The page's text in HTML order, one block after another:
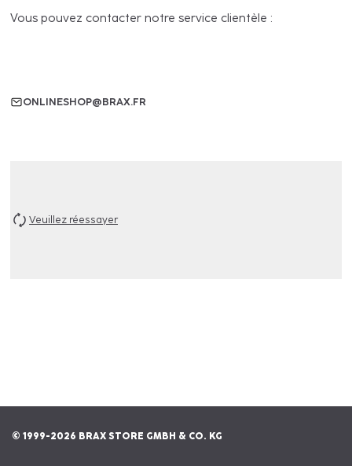
Vous pouvez contacter notre service clientèle :
ONLINESHOP@BRAX.FR
Veuillez réessayer
© 1999-2026 BRAX STORE GMBH & CO. KG